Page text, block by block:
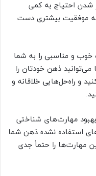
شدن احتیاج به کمی
به موفقیت بیشتری دست
در این مقاله ۶ عادت خوب و مناسبی را به شما
ذهن خودتان را
و راه‌حل‌هایی خلاقانه و
مهارت‌های شناختی
استفاده نشده ذهن شما
مهارت‌ها را حتماً جدی